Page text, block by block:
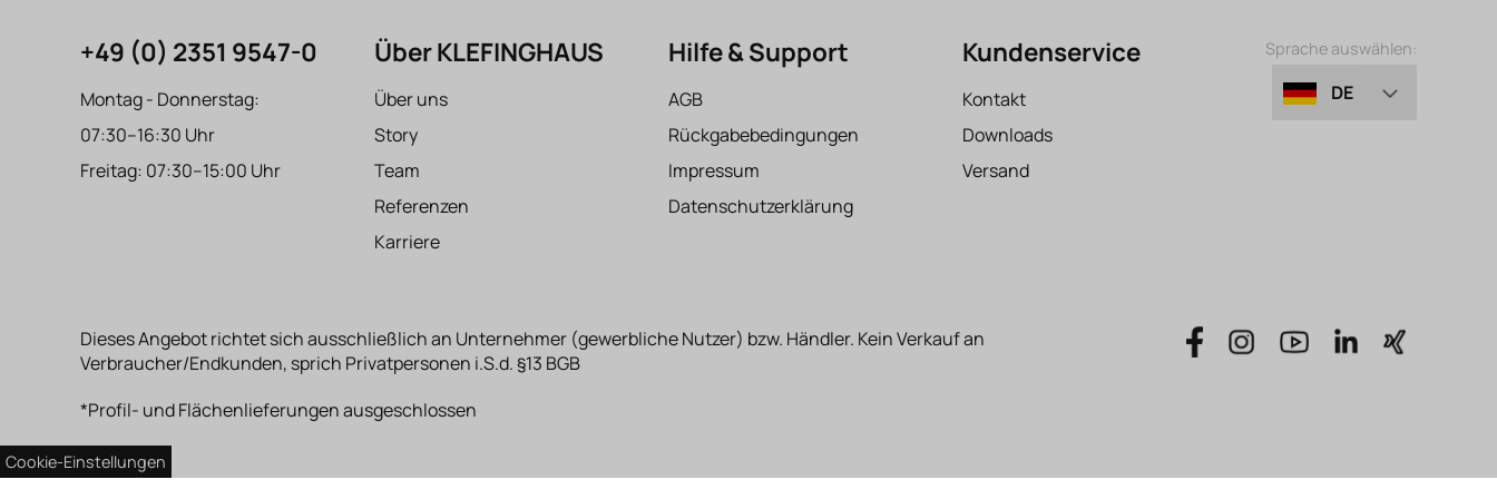
+49 (0) 2351 9547-0
Montag - Donnerstag:
07:30–16:30 Uhr
Freitag: 07:30–15:00 Uhr
Über KLEFINGHAUS
Über uns
Story
Team
Referenzen
Karriere
Hilfe & Support
AGB
Rückgabebedingungen
Impressum
Datenschutzerklärung
Kundenservice
Kontakt
Downloads
Versand
Sprache auswählen:
DE
Dieses Angebot richtet sich ausschließlich an Unternehmer (gewerbliche Nutzer) bzw. Händler. Kein Verkauf an
Verbraucher/Endkunden, sprich Privatpersonen i.S.d. §13 BGB
*Profil- und Flächenlieferungen ausgeschlossen
Cookie-Einstellungen